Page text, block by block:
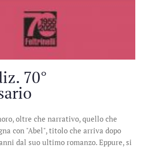
70°
oltre che narrativo, quello che
con "Abel", titolo che arriva dopo
dal suo ultimo romanzo. Eppure, si